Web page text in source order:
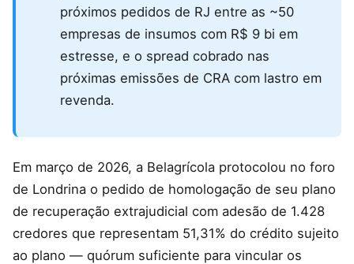
próximos pedidos de RJ entre as ~50
empresas de insumos com R$ 9 bi em
estresse, e o spread cobrado nas
próximas emissões de CRA com lastro em
revenda.
Em março de 2026, a Belagrícola protocolou no foro
de Londrina o pedido de homologação de seu plano
de recuperação extrajudicial com adesão de 1.428
credores que representam 51,31% do crédito sujeito
ao plano — quórum suficiente para vincular os